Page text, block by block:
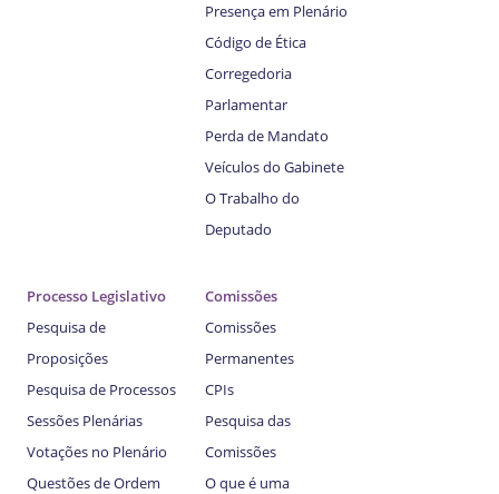
Presença em Plenário
Código de Ética
Corregedoria
Parlamentar
Perda de Mandato
Veículos do Gabinete
O Trabalho do
Deputado
Processo Legislativo
Pesquisa de
Proposições
Pesquisa de Processos
Sessões Plenárias
Votações no Plenário
Questões de Ordem
Comissões
Comissões
Permanentes
CPIs
Pesquisa das
Comissões
O que é uma